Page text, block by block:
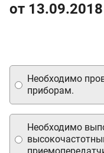
от 13.09.2018
Необходимо
Необходимо
приборам.